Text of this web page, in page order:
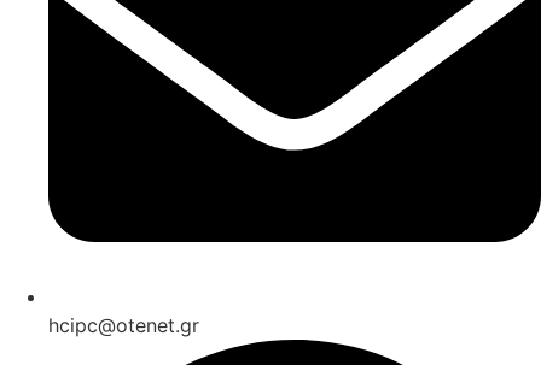
hcipc@otenet.gr